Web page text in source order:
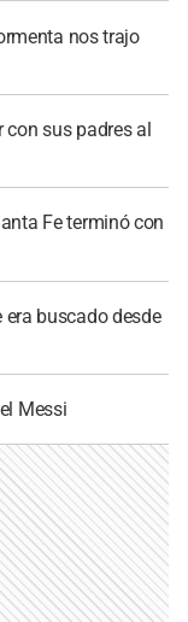
nos trajo
con sus padres al
Fe terminó con
buscado desde
Messi